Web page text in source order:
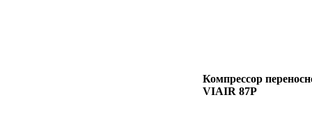
Компрессор
VIAIR 87P